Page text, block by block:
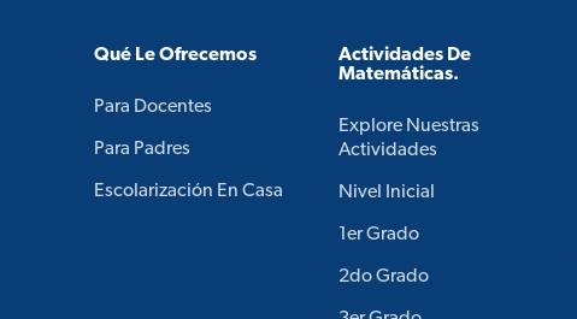
Qué Le Ofrecemos
Para Docentes
Para Padres
Escolarización En Casa
Actividades De
Matemáticas.
Explore Nuestras
Actividades
Nivel Inicial
1er Grado
2do Grado